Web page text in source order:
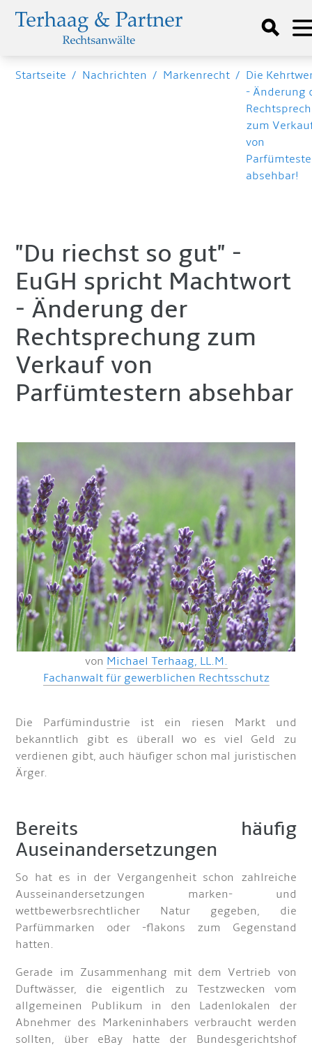
Startseite / Nachrichten / Markenrecht / Die
- Änderung
zum
von
absehbar!
"Du riechst so gut" -
EuGH spricht Machtwort
- Änderung der
Rechtsprechung zum
Verkauf von
Parfümtestern absehbar
von Michael Terhaag, LL.M.
Fachanwalt für gewerblichen Rechtsschutz
Die Parfümindustrie ist ein riesen Markt und
bekanntlich gibt es überall wo es viel Geld zu
verdienen gibt, auch häufiger schon mal juristischen
Ärger.
Bereits häufig
Auseinandersetzungen
So hat es in der Vergangenheit schon zahlreiche
Ausseinandersetzungen marken- und
wettbewerbsrechtlicher Natur gegeben, die
Parfümmarken oder -flakons zum Gegenstand
hatten.
Gerade im Zusammenhang mit dem Vertrieb von
Duftwässer, die eigentlich zu Testzwecken vom
allgemeinen Publikum in den Ladenlokalen der
Abnehmer des Markeninhabers verbraucht werden
sollten, über eBay hatte der Bundesgerichtshof